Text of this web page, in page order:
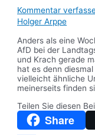
Kommentar
Holger Arppe
Anders als eine
AfD bei der
und Krach gerade
hat es denn
vielleicht ähnliche
meinerseits finden
Teilen Sie diesen
Share